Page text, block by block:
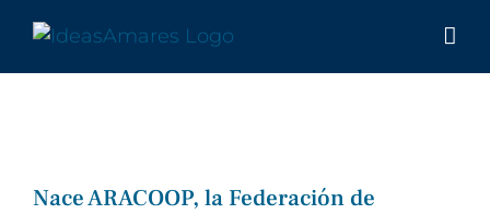
contenido
Nace ARACOOP, la Federación de